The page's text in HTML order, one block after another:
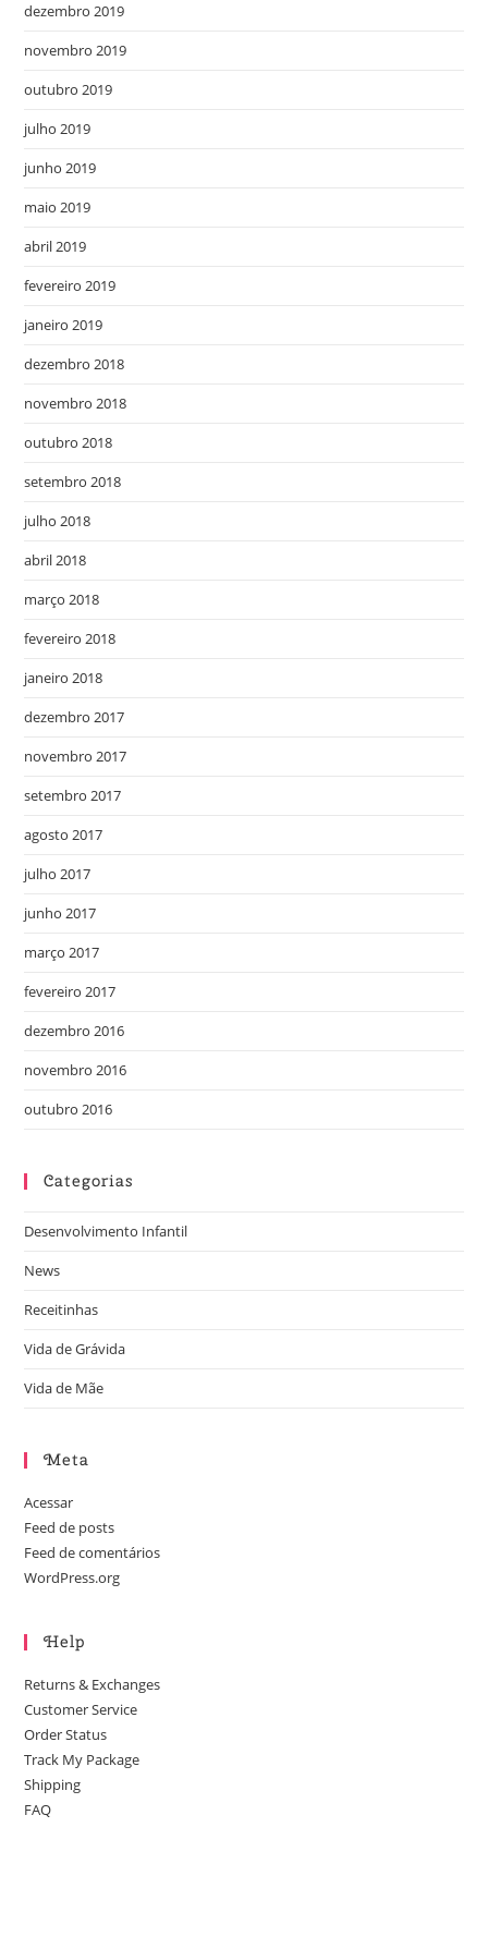
dezembro 2019
novembro 2019
outubro 2019
julho 2019
junho 2019
maio 2019
abril 2019
fevereiro 2019
janeiro 2019
dezembro 2018
novembro 2018
outubro 2018
setembro 2018
julho 2018
abril 2018
março 2018
fevereiro 2018
janeiro 2018
dezembro 2017
novembro 2017
setembro 2017
agosto 2017
julho 2017
junho 2017
março 2017
fevereiro 2017
dezembro 2016
novembro 2016
outubro 2016
Categorias
Desenvolvimento Infantil
News
Receitinhas
Vida de Grávida
Vida de Mãe
Meta
Acessar
Feed de posts
Feed de comentários
WordPress.org
Help
Returns & Exchanges
Customer Service
Order Status
Track My Package
Shipping
FAQ